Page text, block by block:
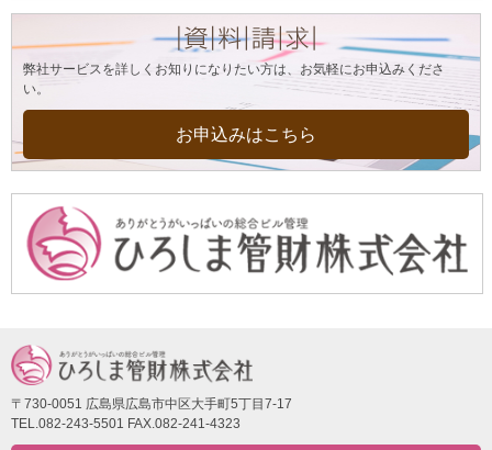
弊社サービスを詳しくお知りになりたい方は、お気軽にお申込みくださ
い。
お申込みはこちら
〒730-0051 広島県広島市中区大手町5丁目7-17
TEL.082-243-5501 FAX.082-241-4323